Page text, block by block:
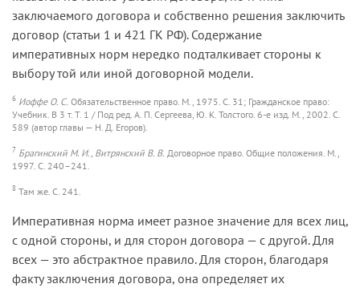
заключаемого договора и собственно решения заключить
договор (статьи 1 и 421 ГК РФ). Содержание
императивных норм нередко подталкивает стороны к
выбору той или иной договорной модели.
6 Иоффе О. С. Обязательственное право. М., 1975. С. 31; Гражданское право:
Учебник. В 3 т. Т. 1 / Под ред. А. П. Сергеева, Ю. К. Толстого. 6-е изд. М., 2002. С.
589 (автор главы — Н. Д. Егоров).
7 Брагинский М. И., Витрянский В. В. Договорное право. Общие положения. М.,
1997. С. 240–241.
8 Там же. С. 241.
Императивная норма имеет разное значение для всех лиц,
с одной стороны, и для сторон договора — с другой. Для
всех — это абстрактное правило. Для сторон, благодаря
факту заключения договора, она определяет их